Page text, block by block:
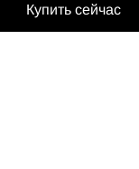
Купить сейчас